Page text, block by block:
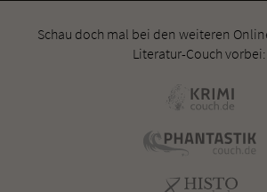
Schau doch mal bei den weiteren
Literatur-Couch vorbei: